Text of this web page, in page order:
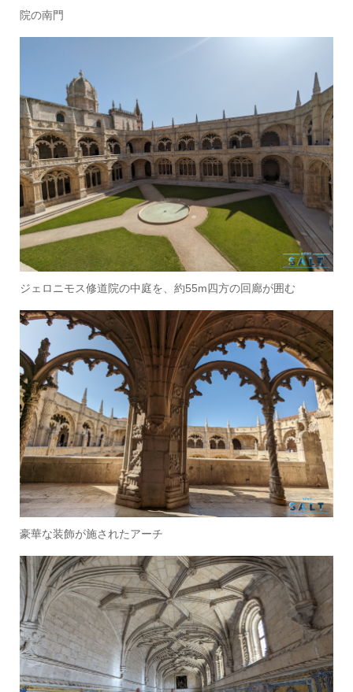
院の南門
ジェロニモス修道院の中庭を、約55m四方の回廊が囲む
豪華な装飾が施されたアーチ